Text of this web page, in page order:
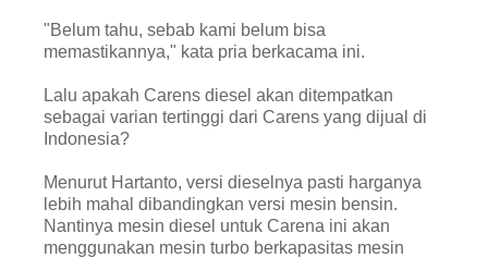
"Belum tahu, sebab kami belum bisa
memastikannya," kata pria berkacama ini.
Lalu apakah Carens diesel akan ditempatkan
sebagai varian tertinggi dari Carens yang dijual di
Indonesia?
Menurut Hartanto, versi dieselnya pasti harganya
lebih mahal dibandingkan versi mesin bensin.
Nantinya mesin diesel untuk Carena ini akan
menggunakan mesin turbo berkapasitas mesin